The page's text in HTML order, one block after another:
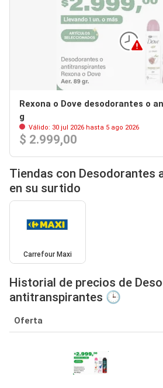
Rexona o Dove desodorantes o
g
Válido: 30 jul 2026 hasta 5 ago 2026
$ 2.999,00
Tiendas con Desodorantes
en su surtido
Carrefour Maxi
Historial de precios de
antitranspirantes 🕒
Oferta